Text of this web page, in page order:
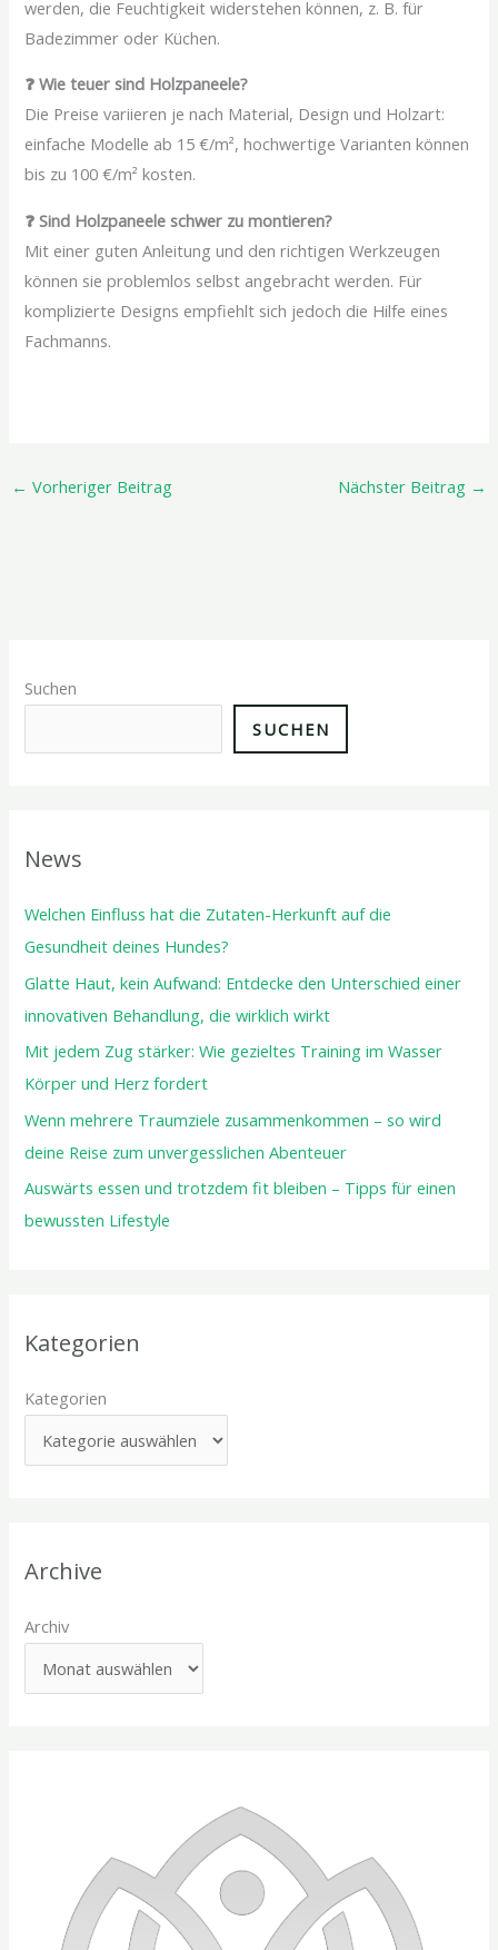
werden, die Feuchtigkeit widerstehen können, z. B. für
Badezimmer oder Küchen.
❓ Wie teuer sind Holzpaneele?
Die Preise variieren je nach Material, Design und Holzart:
einfache Modelle ab 15 €/m², hochwertige Varianten können
bis zu 100 €/m² kosten.
❓ Sind Holzpaneele schwer zu montieren?
Mit einer guten Anleitung und den richtigen Werkzeugen
können sie problemlos selbst angebracht werden. Für
komplizierte Designs empfiehlt sich jedoch die Hilfe eines
Fachmanns.
← Vorheriger Beitrag Nächster Beitrag →
Suchen
SUCHEN
News
Welchen Einfluss hat die Zutaten-Herkunft auf die
Gesundheit deines Hundes?
Glatte Haut, kein Aufwand: Entdecke den Unterschied einer
innovativen Behandlung, die wirklich wirkt
Mit jedem Zug stärker: Wie gezieltes Training im Wasser
Körper und Herz fordert
Wenn mehrere Traumziele zusammenkommen – so wird
deine Reise zum unvergesslichen Abenteuer
Auswärts essen und trotzdem fit bleiben – Tipps für einen
bewussten Lifestyle
Kategorien
Kategorien
Archive
Archiv